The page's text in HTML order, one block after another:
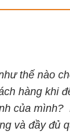
thế nào
hàng khi
của
và đầy đủ